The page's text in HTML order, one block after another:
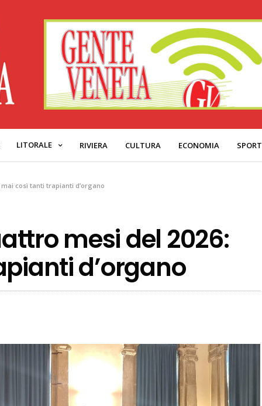
LITORALE RIVIERA CULTURA ECONOMIA SPORT
così tanti trapianti d’organo
mesi del 2026:
d’organo